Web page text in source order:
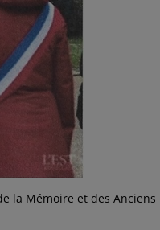
la Mémoire et des Anciens